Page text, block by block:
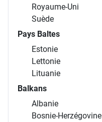
Royaume-Uni
Suède
Pays Baltes
Estonie
Lettonie
Lituanie
Balkans
Albanie
Bosnie-Herzégovine